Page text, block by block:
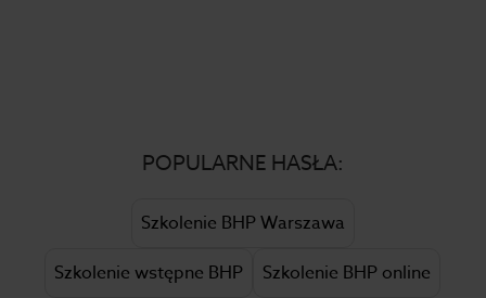
POPULARNE HASŁA:
Szkolenie BHP Warszawa
Szkolenie wstępne BHP
Szkolenie BHP online